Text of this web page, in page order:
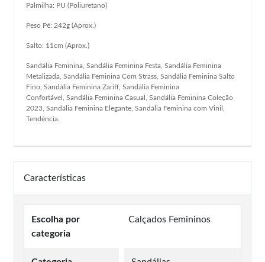
Palmilha: PU (Poliuretano)
Peso Pé: 242g (Aprox.)
Salto: 11cm (Aprox.)
Sandália Feminina, Sandália Feminina Festa, Sandália Feminina
Metalizada, Sandália Feminina Com Strass, Sandália Feminina Salto
Fino, Sandália Feminina Zariff, Sandália Feminina
Confortável, Sandália Feminina Casual, Sandália Feminina Coleção
2023, Sandália Feminina Elegante, Sandália Feminina com Vinil,
Tendência.
Características
Escolha por
categoria
Calçados Femininos